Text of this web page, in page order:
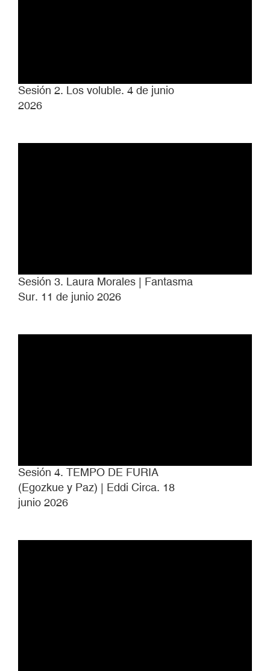
Sesión 2. Los voluble. 4 de junio
2026
Sesión 3. Laura Morales | Fantasma
Sur. 11 de junio 2026
Sesión 4. TEMPO DE FURIA
(Egozkue y Paz) | Eddi Circa. 18
junio 2026